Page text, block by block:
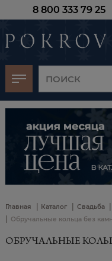
8 800 333 79 25
Главная | Каталог | Свадьба |
| Обручальные кольца без
ОБРУЧАЛЬНЫЕ
-30%
от
момента оплаты